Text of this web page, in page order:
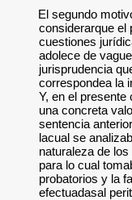
El segundo
considerarque el
cuestiones
adolece de
jurisprudencia
correspondea la
Y, en el presente
una concreta
sentencia
lacual se
naturaleza de
para lo cual
probatorios y la
efectuadasal